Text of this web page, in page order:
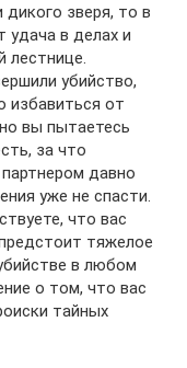
зверя, то в
удача в делах и
лестнице.
убийство,
избавиться от
вы пытаетесь
за что
давно
уже не спасти.
что вас
тяжелое
в любом
о том, что вас
тайных